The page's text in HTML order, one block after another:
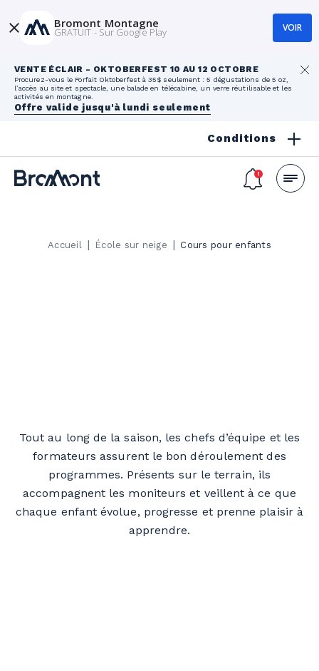
VENTE ÉCLAIR - OKTOBERFEST 10 AU 12 OCTOBRE
Procurez-vous le Forfait Oktoberfest à 35$ seulement : 5 dégustations de 5 oz,
l’accès au site et spectacle, une balade en télécabine, un verre réutilisable et les
activités en montagne.
Offre valide jusqu'à lundi seulement
Conditions
Accueil | École sur neige | Cours pour enfants
Tout au long de la saison, les chefs d’équipe et les
formateurs assurent le bon déroulement des
programmes. Présents sur le terrain, ils
accompagnent les moniteurs et veillent à ce que
chaque enfant évolue, progresse et prenne plaisir à
apprendre.
Bromont Montagne
GRATUIT - Sur Google Play VOIR